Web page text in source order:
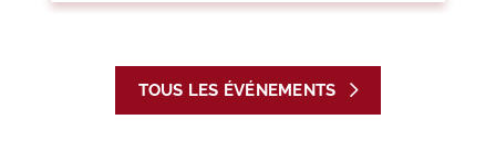
TOUS LES ÉVÉNEMENTS